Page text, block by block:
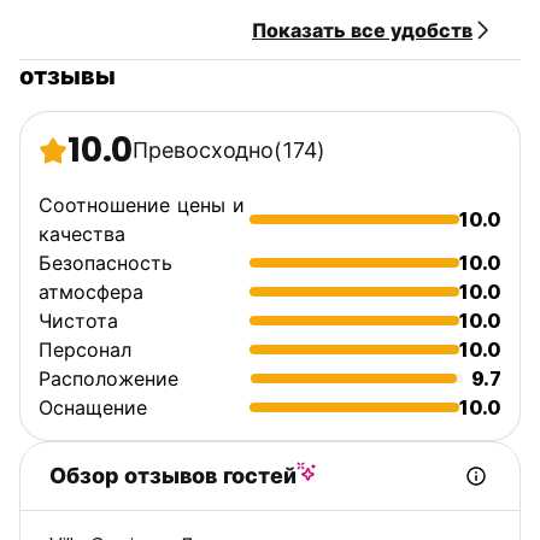
человека за ночь при проживании в течение 3 ночей.
Политика отмены: за 48 часов до прибытия.
Завтрак включен.
Без комендантского часа.
language)
Показать все удобств
отзывы
10.0Превосходно(174)
Соотношение цены и
качества
10.0
Безопасность
10.0
атмосфера
10.0
Чистота
10.0
Персонал
10.0
Расположение
9.7
Оснащение
10.0
Обзор отзывов гостей